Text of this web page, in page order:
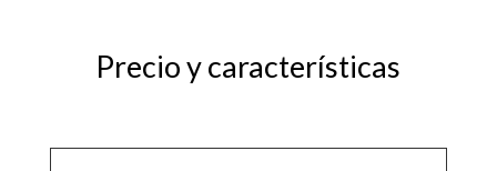
Precio y características